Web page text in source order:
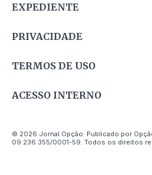
EXPEDIENTE
PRIVACIDADE
TERMOS DE USO
ACESSO INTERNO
© 2026 Jornal Opção. Publicado por
09.236.355/0001-59. Todos os direitos